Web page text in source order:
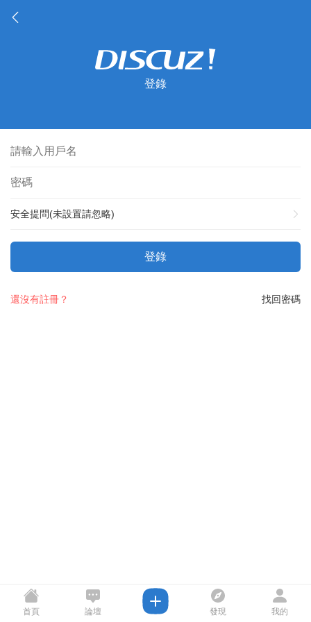
登錄
安全提問(未設置請忽略)
登錄
找回密碼
還沒有註冊？
首頁 論壇 發現 我的